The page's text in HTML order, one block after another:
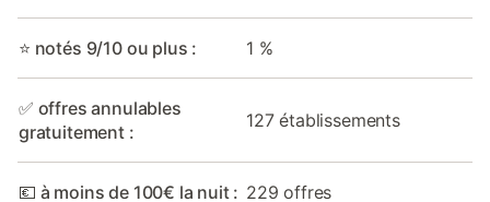
⭐ notés 9/10 ou plus : 1 %
✅ offres annulables
gratuitement :
127 établissements
💶 à moins de 100€ la nuit : 229 offres